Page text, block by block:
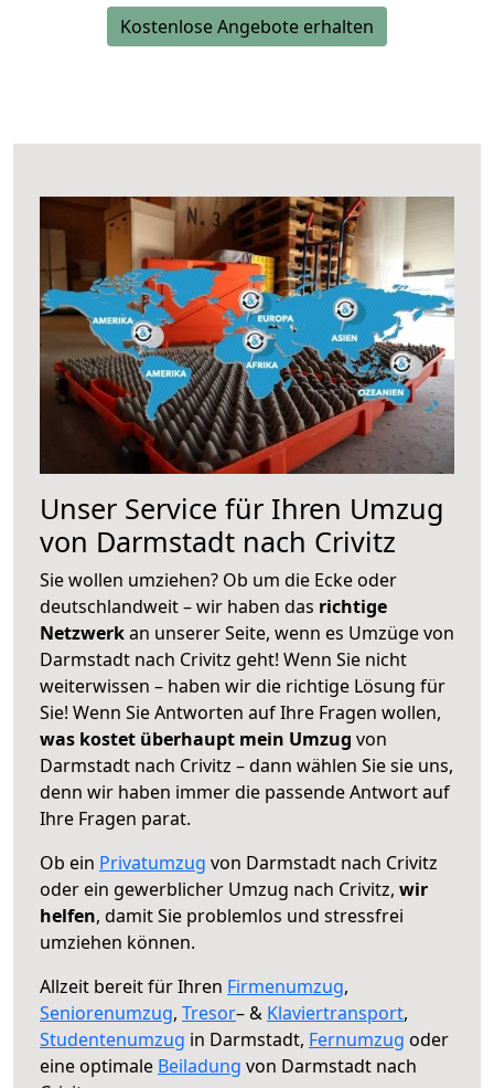
Kostenlose Angebote erhalten
Unser Service für Ihren Umzug
von Darmstadt nach Crivitz
Sie wollen umziehen? Ob um die Ecke oder
deutschlandweit – wir haben das richtige
Netzwerkan unserer Seite, wenn es Umzüge von
Darmstadt nach Crivitz geht! Wenn Sie nicht
weiterwissen – haben wir die richtige Lösung für
Sie! Wenn Sie Antworten auf Ihre Fragen wollen,
was kostet überhaupt mein Umzug von
Darmstadt nach Crivitz – dann wählen Sie sie uns,
denn wir haben immer die passende Antwort auf
Ihre Fragen parat.
Ob ein Privatumzug von Darmstadt nach Crivitz
oder ein gewerblicher Umzug nach Crivitz, wir
helfen, damit Sie problemlos und stressfrei
umziehen können.
Allzeit bereit für Ihren Firmenumzug,
Seniorenumzug, Tresor– & Klaviertransport,
Studentenumzug in Darmstadt, Fernumzug oder
eine optimale Beiladung von Darmstadt nach